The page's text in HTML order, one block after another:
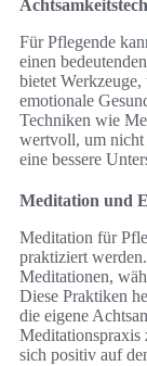
Für Pflegende
einen
bietet Werkzeuge,
emotionale
Techniken wie
wertvoll, um nicht
eine bessere
Meditation und
Meditation für
praktiziert
Meditationen,
Diese Praktiken
die eigene
Meditationspraxis
sich positiv auf